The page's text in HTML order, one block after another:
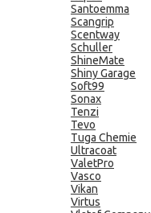
Santoemma
Scangrip
Scentway
Schuller
ShineMate
Shiny Garage
Soft99
Sonax
Tenzi
Tevo
Tuga Chemie
Ultracoat
ValetPro
Vasco
Vikan
Virtus